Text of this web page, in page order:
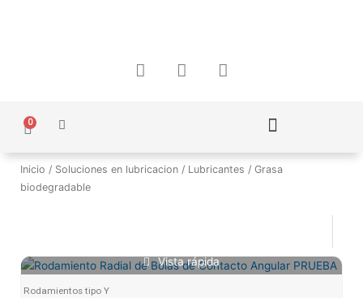
F
a
o
I
n
r
a
W
h
p
0
Carrito
Inicio / Soluciones en lubricacion / Lubricantes / Grasa
biodegradable
Vista rápida
Rodamientos tipo Y